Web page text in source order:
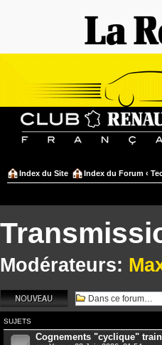
Index du Site Index du Forum ‹
Modérateurs:
Écrire un nouveau
sujet
SUJETS
Cognements "cyclique"